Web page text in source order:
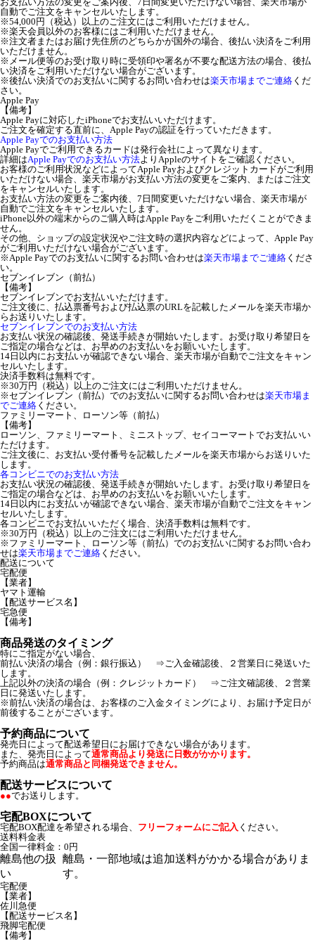
自動でご注文をキャンセルいたします。
※54,000円（税込）以上のご注文にはご利用いただけません。
※楽天会員以外のお客様にはご利用いただけません。
※注文者またはお届け先住所のどちらかが国外の場合、後払い決済をご利用
いただけません。
※メール便等のお受け取り時に受領印や署名が不要な配送方法の場合、後払
い決済をご利用いただけない場合がございます。
※後払い決済でのお支払いに関するお問い合わせは楽天市場までご連絡 くだ
さい。
Apple Pay
【備考】
Apple Payに対応したiPhoneでお支払いいただけます。
ご注文を確定する直前に、Apple Payの認証を行っていただきます。
Apple Payでのお支払い方法
Apple Payでご利用できるカードは発行会社によって異なります。
詳細はApple Payでのお支払い方法よりAppleのサイトをご確認ください。
お客様のご利用状況などによってApple Payおよびクレジットカードがご利用
いただけない場合、楽天市場がお支払い方法の変更をご案内、またはご注文
をキャンセルいたします。
お支払い方法の変更をご案内後、7日間変更いただけない場合、楽天市場が
自動でご注文をキャンセルいたします。
iPhone以外の端末からのご購入時はApple Payをご利用いただくことができま
せん。
その他、ショップの設定状況やご注文時の選択内容などによって、Apple Pay
がご利用いただけない場合がございます。
※Apple Payでのお支払いに関するお問い合わせは楽天市場までご連絡 くださ
い。
セブンイレブン（前払）
【備考】
セブンイレブンでお支払いいただけます。
ご注文後に、払込票番号および払込票のURLを記載したメールを楽天市場か
らお送りいたします。
セブンイレブンでのお支払い方法
お支払い状況の確認後、発送手続きが開始いたします。お受け取り希望日を
ご指定の場合などは、お早めのお支払いをお願いいたします。
14日以内にお支払いが確認できない場合、楽天市場が自動でご注文をキャン
セルいたします。
決済手数料は無料です。
※30万円（税込）以上のご注文にはご利用いただけません。
※セブンイレブン（前払）でのお支払いに関するお問い合わせは楽天市場ま
でご連絡 ください。
ファミリーマート、ローソン等（前払）
【備考】
ローソン、ファミリーマート、ミニストップ、セイコーマートでお支払いい
ただけます。
ご注文後に、お支払い受付番号を記載したメールを楽天市場からお送りいた
します。
各コンビニでのお支払い方法
お支払い状況の確認後、発送手続きが開始いたします。お受け取り希望日を
ご指定の場合などは、お早めのお支払いをお願いいたします。
14日以内にお支払いが確認できない場合、楽天市場が自動でご注文をキャン
セルいたします。
各コンビニでお支払いいただく場合、決済手数料は無料です。
※30万円（税込）以上のご注文にはご利用いただけません。
※ファミリーマート、ローソン等（前払）でのお支払いに関するお問い合わ
せは楽天市場までご連絡 ください。
配送について
宅配便
【業者】
ヤマト運輸
【配送サービス名】
宅急便
【備考】
商品発送のタイミング
特にご指定がない場合、
前払い決済の場合（例：銀行振込） ⇒ご入金確認後、２営業日に発送いた
します。
上記以外の決済の場合（例：クレジットカード） ⇒ご注文確認後、２営業
日に発送いたします。
※前払い決済の場合は、お客様のご入金タイミングにより、お届け予定日が
前後することがございます。
予約商品について
発売日によって配送希望日にお届けできない場合があります。
また、発売日によって通常商品より発送に日数がかかります。
予約商品は通常商品と同梱発送できません。
配送サービスについて
●●でお送りします。
宅配BOXについて
宅配BOX配達を希望される場合、 フリーフォームにご記入 ください。
送料料金表
全国一律料金：0円
離島他の扱
い
離島・一部地域は追加送料がかかる場合がありま
す。
宅配便
【業者】
佐川急便
【配送サービス名】
飛脚宅配便
【備考】